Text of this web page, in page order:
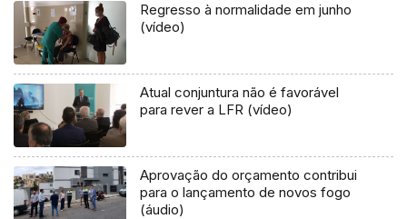
Regresso à normalidade em junho
(vídeo)
Atual conjuntura não é favorável
para rever a LFR (vídeo)
Aprovação do orçamento contribui
para o lançamento de novos fogo
(áudio)